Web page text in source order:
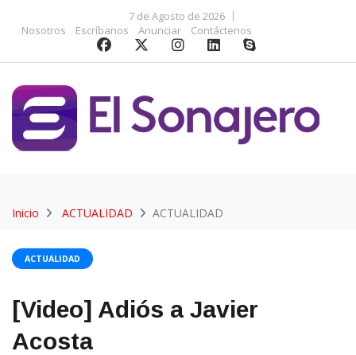
7 de Agosto de 2026
Nosotros
Escríbanos Anunciar Contáctenos
Inicio ACTUALIDAD ACTUALIDAD
ACTUALIDAD
[Video] Adiós a Javier
Acosta